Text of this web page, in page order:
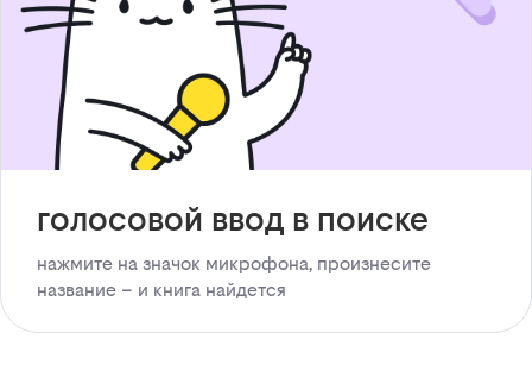
голосовой ввод в поиске
нажмите на значок микрофона, произнесите
название – и книга найдется